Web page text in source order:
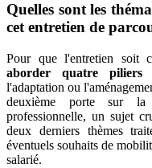
Quelles sont les
cet entretien de
Pour que l'entretien soit
aborder quatre piliers
l'adaptation ou
deuxième porte sur la
professionnelle, un sujet
deux derniers thèmes
éventuels souhaits de
salarié.